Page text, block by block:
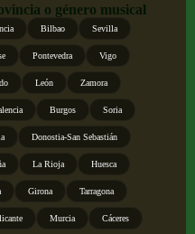
o género musical
Bilbao Sevilla
Pontevedra Vigo
León Zamora
Burgos Soria
Donostia-San Sebastián
La Rioja Huesca
Girona Tarragona
Murcia Cáceres